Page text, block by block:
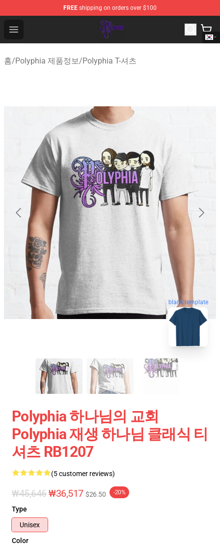
FREE shipping on orders over $100
Open menu
Polyphia Shop - Official Polyphia Merchandise Store
홈/Polyphia 제품정보/Polyphia T-셔츠
blank template
Polyphia 하나님의 교회
Polyphia 재생 하나님 클래식 티
셔츠 RB1207
(5 customer reviews)
₩45,646₩36,517 $26.50 -20%
Type
Unisex
Color